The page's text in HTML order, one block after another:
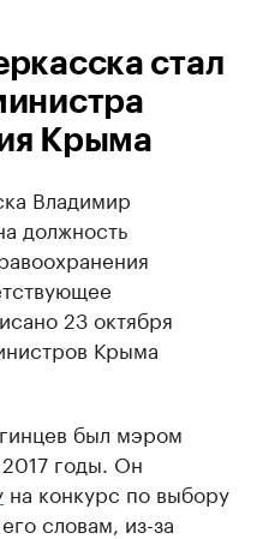
стал
Крыма
Владимир
должность
23 октября
Крыма
был мэром
годы. Он
на конкурс по выбору
словам, из-за